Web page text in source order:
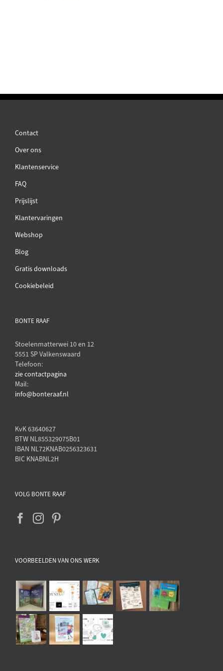
Contact
Over ons
Klantenservice
FAQ
Prijslijst
Klantervaringen
Webshop
Blog
Gratis downloads
Cookiebeleid
BONTE RAAF
Stoelenmatterwei 10 en 12
5551 SP Valkenswaard
Telefoon:
zie contactpagina
Mail:
info@bonteraaf.nl
KvK 63640627
BTW NL855329075B01
IBAN NL72KNAB0256323631
BIC KNABNL2H
VOLG BONTE RAAF
VOORBEELDEN VAN ONS WERK